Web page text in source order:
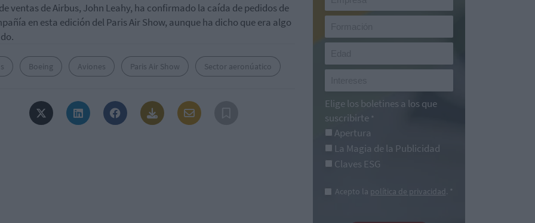
ventas de Airbus, John Leahy, ha confirmado la caída de pedidos de
en esta edición del Paris Air Show, aunque ha dicho que era algo
Boeing Aviones Paris Air Show Sector aeronúatico
Elige los boletines a los que
suscribirte *
Apertura
La Magia de la Publicidad
Claves ESG
Acepto la política de privacidad. *